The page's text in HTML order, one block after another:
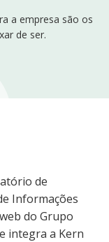
a empresa são os
de ser.
de
Informações
do Grupo
integra a Kern